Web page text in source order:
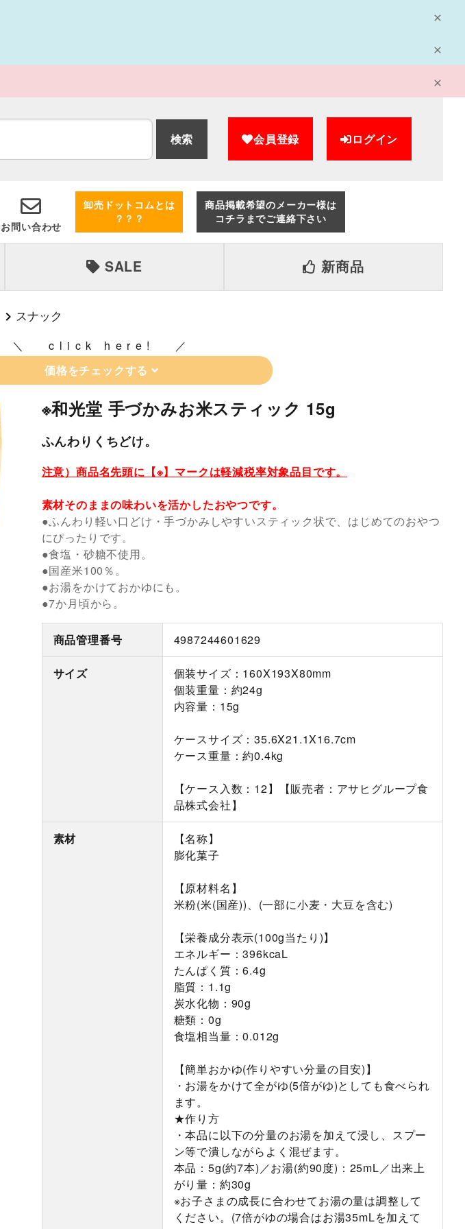
検索 会員登録 ログイン
お問い合わせ
卸売ドットコムとは
？？？
商品掲載希望のメーカー様は
コチラまでご連絡下さい
SALE 新商品
スナック
click here!
価格をチェックする
※和光堂 手づかみお米スティック 15g
ふんわりくちどけ。
注意）商品名先頭に【※】マークは軽減税率対象品目です。
素材そのままの味わいを活かしたおやつです。
●ふんわり軽い口どけ・手づかみしやすいスティック状で、はじめてのおやつ
にぴったりです。
●食塩・砂糖不使用。
●国産米100％。
●お湯をかけておかゆにも。
●7か月頃から。
商品管理番号 4987244601629
サイズ
個装サイズ：160X193X80mm
個装重量：約24g
内容量：15g
ケースサイズ：35.6X21.1X16.7cm
ケース重量：約0.4kg
【ケース入数：12】【販売者：アサヒグループ食
品株式会社】
素材
【名称】
膨化菓子
【原材料名】
米粉(米(国産))、(一部に小麦・大豆を含む)
【栄養成分表示(100g当たり)】
エネルギー：396kcaL
たんぱく質：6.4g
脂質：1.1g
炭水化物：90g
糖類：0g
食塩相当量：0.012g
【簡単おかゆ(作りやすい分量の目安)】
・お湯をかけて全がゆ(5倍がゆ)としても食べられ
ます。
★作り方
・本品に以下の分量のお湯を加えて浸し、スプー
ン等で潰しながらよく混ぜます。
本品：5g(約7本)／お湯(約90度)：25mL／出来上
がり量：約30g
※お子さまの成長に合わせてお湯の量は調整して
ください。(7倍がゆの場合はお湯35mLを加えて